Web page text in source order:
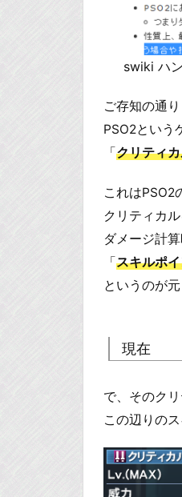
swiki ハ
ご存知の通
PSO2という
「 クリティ
これはPSO2
クリティカ
ダメージ計
「スキルポ
というのが
現在
で、そのク
この辺りの